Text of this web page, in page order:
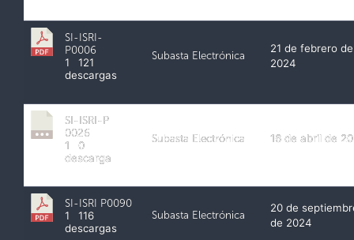
SI-ISRI-
P0006
1
121
descargas
Subasta Electrónica
21 de febrero de
2024
SI-ISRI-P
0026
1
0
descarga
Subasta Electrónica 16 de abril de
SI-ISRI P0090
1
116
descargas
Subasta Electrónica
20 de
de 2024